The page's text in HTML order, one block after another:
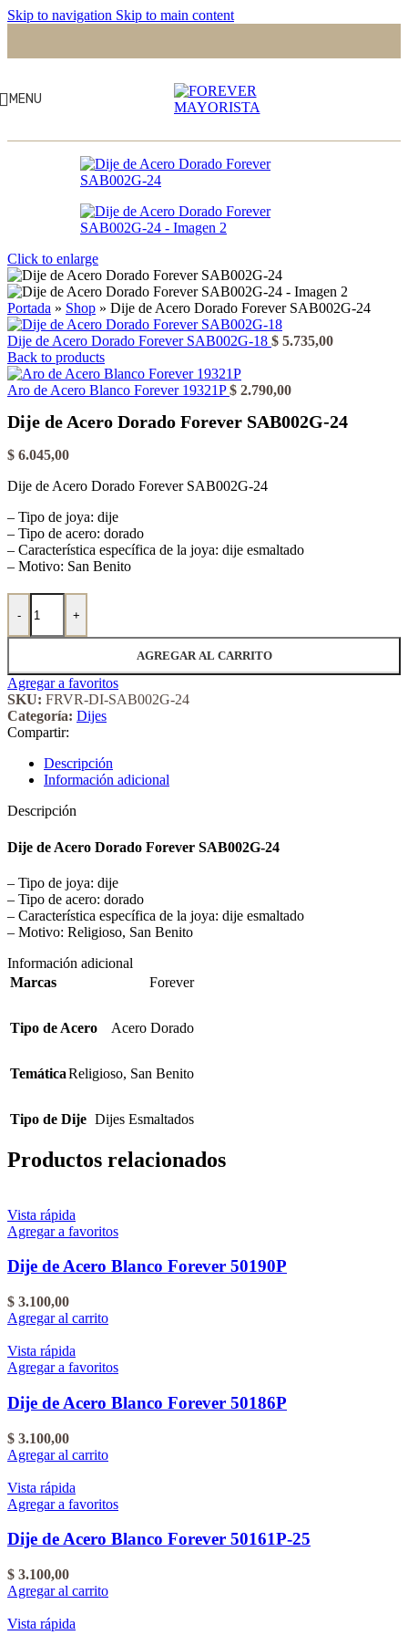
Skip to navigation Skip to main content
MENU
Click to enlarge
Portada » Shop » Dije de Acero Dorado Forever SAB002G-24
Dije de Acero Dorado Forever SAB002G-18 $ 5.735,00
Back to products
Aro de Acero Blanco Forever 19321P$ 2.790,00
Dije de Acero Dorado Forever SAB002G-24
$ 6.045,00
Dije de Acero Dorado Forever SAB002G-24
– Tipo de joya: dije
– Tipo de acero: dorado
– Característica específica de la joya: dije esmaltado
– Motivo: San Benito
-
Dije de Acero Dorado Forever SAB002G-24 cantidad
+
AGREGAR AL CARRITO
Agregar a favoritos
SKU: FRVR-DI-SAB002G-24
Categoría: Dijes
Compartir:
Descripción
Información adicional
Descripción
Dije de Acero Dorado Forever SAB002G-24
– Tipo de joya: dije
– Tipo de acero: dorado
– Característica específica de la joya: dije esmaltado
– Motivo: Religioso, San Benito
Información adicional
Marcas
Forever
Tipo de Acero Acero Dorado
TemáticaReligioso, San Benito
Tipo de Dije Dijes Esmaltados
Productos relacionados
Vista rápida
Agregar a favoritos
Dije de Acero Blanco Forever 50190P
$ 3.100,00
Agregar al carrito
Vista rápida
Agregar a favoritos
Dije de Acero Blanco Forever 50186P
$ 3.100,00
Agregar al carrito
Vista rápida
Agregar a favoritos
Dije de Acero Blanco Forever 50161P-25
$ 3.100,00
Agregar al carrito
Vista rápida